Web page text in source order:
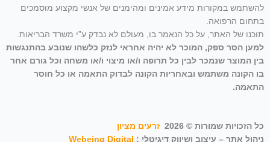
להשתמש במקורות מידע אמינים ומהימנים של אנשי מקצוע מוסמכים
בתחום הרפואה.
תוכנו של האתר, על כל הנאמר בו, מעולם לא נבדק ע”י משרד הבריאות.
למען הסר ספק, המוכר לא יהיה אחראי לנזק כלשהו שנובע בהתנגשות
בין המוצר שנמכר לבין כל תרופה ו/או מיצוי ו/או משחה וכל גורם אחר
בו הקונה משתמש ובאחריות הקונה לבדוק התאמה או כל חוסר
התאמה.
כל הזכויות שמורות © 2026
זרעים מציון
ניהול אתר – עיצוב ושיווק דיגיטלי : Webeing Digital